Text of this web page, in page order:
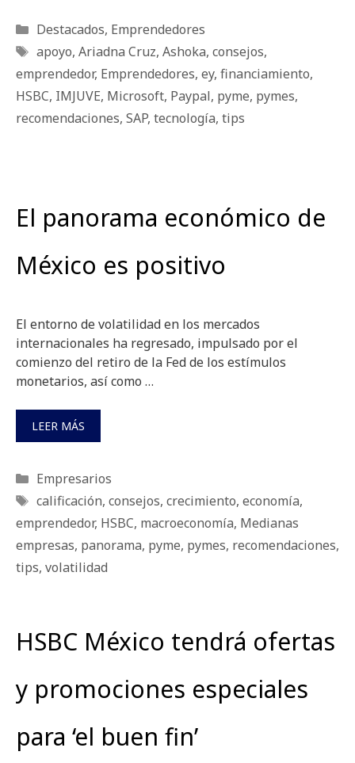
Categorías
Destacados, Emprendedores
Etiquetas
apoyo, Ariadna Cruz, Ashoka, consejos,
emprendedor, Emprendedores, ey, financiamiento,
HSBC, IMJUVE, Microsoft, Paypal, pyme, pymes,
recomendaciones, SAP, tecnología, tips
El panorama económico de
México es positivo
El entorno de volatilidad en los mercados
internacionales ha regresado, impulsado por el
comienzo del retiro de la Fed de los estímulos
monetarios, así como …
LEER MÁS
Categorías
Empresarios
Etiquetas
calificación, consejos, crecimiento, economía,
emprendedor, HSBC, macroeconomía, Medianas
empresas, panorama, pyme, pymes, recomendaciones,
tips, volatilidad
HSBC México tendrá ofertas
y promociones especiales
para ‘el buen fin’